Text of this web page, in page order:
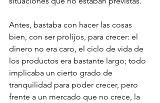
Antes, bastaba con hacer las cosas
bien, con ser prolijos, para crecer: el
dinero no era caro, el ciclo de vida de
los productos era bastante largo; todo
implicaba un cierto grado de
tranquilidad para poder crecer, pero
frente a un mercado que no crece, la